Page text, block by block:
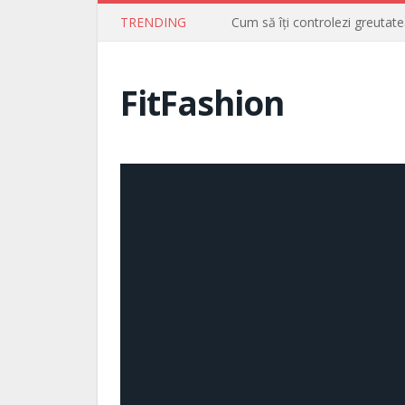
TRENDING Cum să îți controlezi
FitFashion